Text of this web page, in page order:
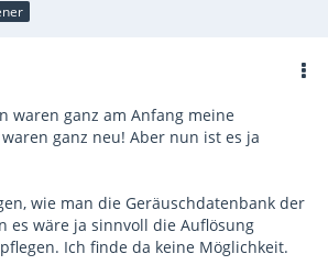
waren ganz am Anfang meine
ganz neu! Aber nun ist es ja
wie man die Geräuschdatenbank der
es wäre ja sinnvoll die Auflösung
Ich finde da keine Möglichkeit.